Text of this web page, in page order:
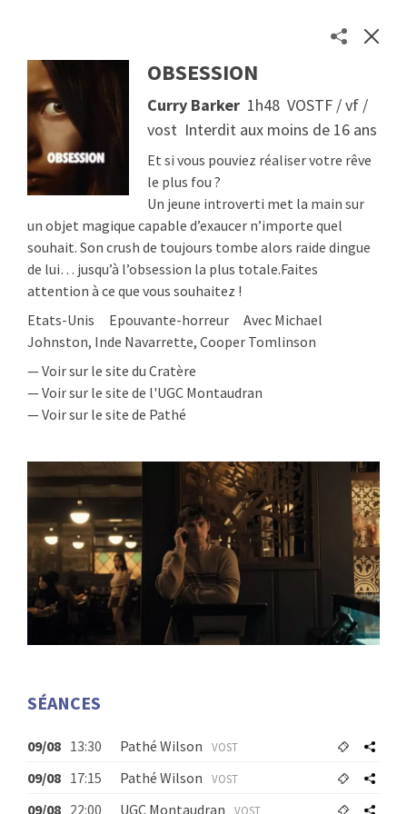
OBSESSION
Curry Barker 1h48 VOSTF / vf /
vost Interdit aux moins de 16 ans
Et si vous pouviez réaliser votre rêve
le plus fou ?
Un jeune introverti met la main sur
un objet magique capable d’exaucer n’importe quel
souhait. Son crush de toujours tombe alors raide dingue
de lui… jusqu’à l’obsession la plus totale.Faites
attention à ce que vous souhaitez !
Etats-Unis
Epouvante-horreur
Avec Michael
Johnston, Inde Navarrette, Cooper Tomlinson
— Voir sur le site du Cratère
— Voir sur le site de l'UGC Montaudran
— Voir sur le site de Pathé
SÉANCES
09/08 13:30 Pathé Wilson VOST
09/08 17:15 Pathé Wilson VOST
09/08 22:00 UGC Montaudran VOST
Les séances des cinémas toulousains en un clic
Séances
Cinémas
À propos
Contact
© 2026Etienne Delcambre